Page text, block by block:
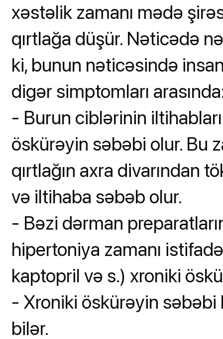
xəstəlik zamanı mədə
qırtlağa düşür. Nəticədə
ki, bunun nəticəsində
digər simptomları
- Burun ciblərinin
öskürəyin səbəbi olur. Bu
qırtlağın axra divarından
və iltihaba səbəb olur.
- Bəzi dərman
hipertoniya zamanı
kaptopril və s.) xroniki
- Xroniki öskürəyin
bilər.